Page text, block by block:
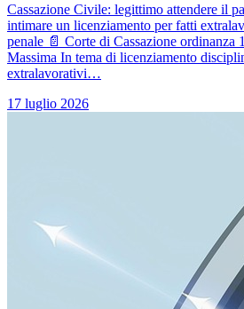
Cassazione Civile: legittimo attendere il
intimare un licenziamento per fatti
penale 📄 Corte di Cassazione ordinanza
Massima In tema di licenziamento
extralavorativi…
17 luglio 2026